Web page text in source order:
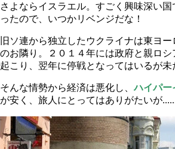
さよならイスラエル。すごく興味深い
ったので、いつかリベンジだな！
旧ソ連から独立したウクライナは東ヨ
のお隣り。２０１４年には政府と親ロ
起こり、翌年に停戦となってはいるが未
そんな情勢から経済は悪化し、ハイパー
が安く、旅人にとってはありがたいが......